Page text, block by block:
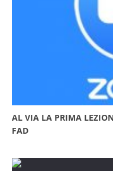
AL VIA LA PRIMA
FAD